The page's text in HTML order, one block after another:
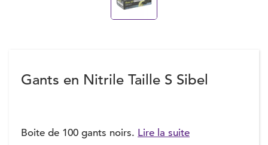
Gants en Nitrile Taille S Sibel
Boite de 100 gants noirs. Lire la suite